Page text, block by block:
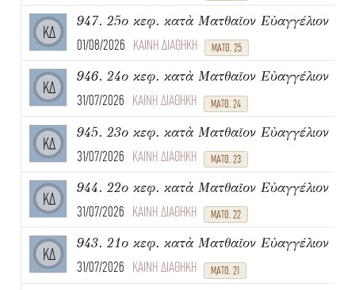
ΚΔ
947. 25ο κεφ. κατὰ Ματθαῖον Εὐαγγέλιον
01/08/2026 ΚΑΙΝΗ ΔΙΑΘΗΚΗ ΜΑΤΘ. 25
ΚΔ
946. 24ο κεφ. κατὰ Ματθαῖον Εὐαγγέλιον
31/07/2026 ΚΑΙΝΗ ΔΙΑΘΗΚΗ ΜΑΤΘ. 24
ΚΔ
945. 23ο κεφ. κατὰ Ματθαῖον Εὐαγγέλιον
31/07/2026 ΚΑΙΝΗ ΔΙΑΘΗΚΗ ΜΑΤΘ. 23
ΚΔ
944. 22ο κεφ. κατὰ Ματθαῖον Εὐαγγέλιον
31/07/2026 ΚΑΙΝΗ ΔΙΑΘΗΚΗ ΜΑΤΘ. 22
ΚΔ
943. 21ο κεφ. κατὰ Ματθαῖον Εὐαγγέλιον
31/07/2026 ΚΑΙΝΗ ΔΙΑΘΗΚΗ ΜΑΤΘ. 21